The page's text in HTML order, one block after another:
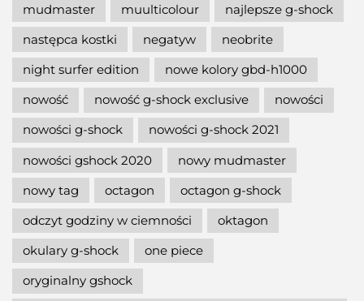
mudmaster
muulticolour
najlepsze g-shock
następca kostki
negatyw
neobrite
night surfer edition
nowe kolory gbd-h1000
nowość
nowość g-shock exclusive
nowości
nowości g-shock
nowości g-shock 2021
nowości gshock 2020
nowy mudmaster
nowy tag
octagon
octagon g-shock
odczyt godziny w ciemności
oktagon
okulary g-shock
one piece
oryginalny gshock